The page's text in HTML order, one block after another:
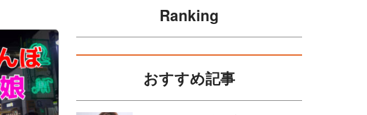
Ranking
おすすめ記事